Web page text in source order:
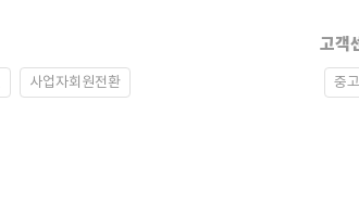
사업자회원전환
고객
중